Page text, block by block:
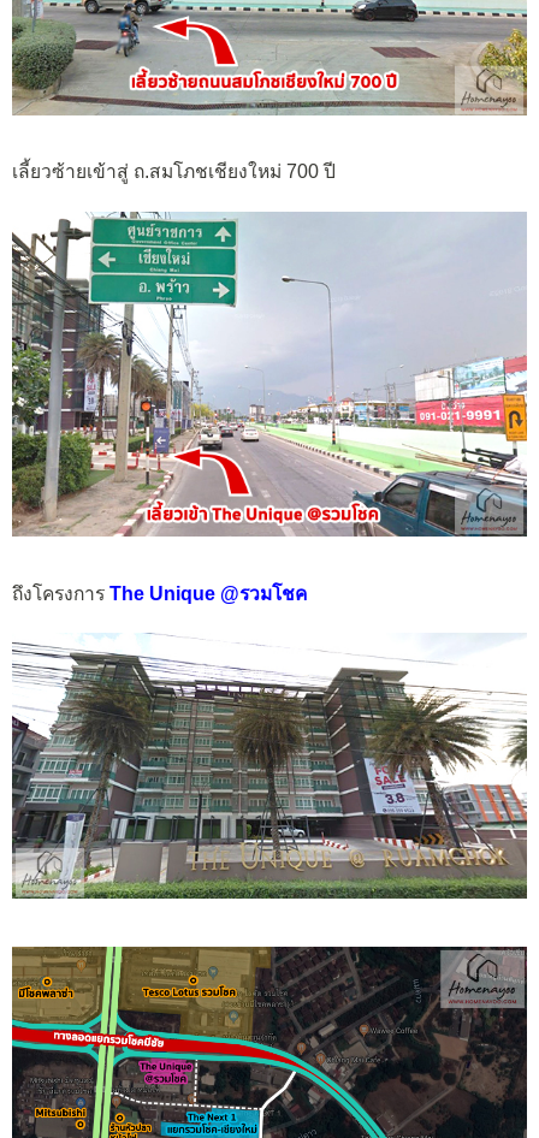
เลี้ยวซ้ายเข้าสู่ ถ.สมโภชเชียงใหม่ 700 ปี
ถึงโครงการ The Unique @รวมโชค